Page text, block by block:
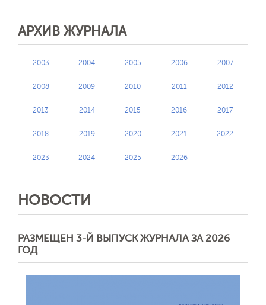
АРХИВ ЖУРНАЛА
2003 2004 2005 2006 2007
2008 2009 2010 2011 2012
2013 2014 2015 2016 2017
2018 2019 2020 2021 2022
2023 2024 2025 2026
НОВОСТИ
РАЗМЕЩЕН 3-Й ВЫПУСК ЖУРНАЛА ЗА 2026
ГОД